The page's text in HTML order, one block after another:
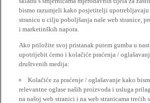
bismo razumjeli kako posjetitelji upotrebljavaju
stranicu u cilju poboljšanja naše web stranice,
i marketinških napora.
Ako priložite svoj pristanak putem gumba u
upotrijebit ćemo i kolačiće praćenja /
društvenih medija:
Kolačiće za praćenje / oglašavanje kako
relevantne oglase naših proizvoda i usluga
na našoj web stranici i na web stranicama trećih